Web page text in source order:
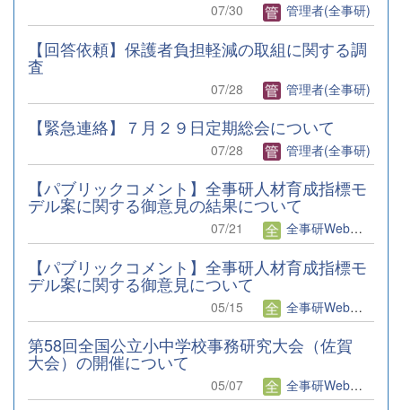
07/30 管理者(全事研)
【回答依頼】保護者負担軽減の取組に関する調
査
07/28 管理者(全事研)
【緊急連絡】７月２９日定期総会について
07/28 管理者(全事研)
【パブリックコメント】全事研人材育成指標モ
デル案に関する御意見の結果について
07/21 全事研Web編集者
【パブリックコメント】全事研人材育成指標モ
デル案に関する御意見について
05/15 全事研Web編集者
第58回全国公立小中学校事務研究大会（佐賀
大会）の開催について
05/07 全事研Web編集者